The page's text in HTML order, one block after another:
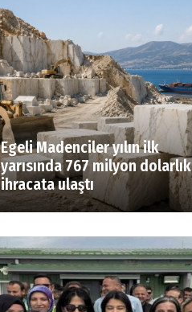
Egeli Madenciler yılın ilk
yarısında 767 milyon dolarlık
ihracata ulaştı